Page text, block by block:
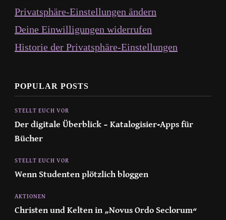
Privatsphäre-Einstellungen ändern
Deine Einwilligungen widerrufen
Historie der Privatsphäre-Einstellungen
POPULAR POSTS
STELLT EUCH VOR
Der digitale Überblick – Katalogisier-Apps für
Bücher
STELLT EUCH VOR
Wenn Studenten plötzlich bloggen
AKTIONEN
Christen und Kelten in „Novus Ordo Seclorum“